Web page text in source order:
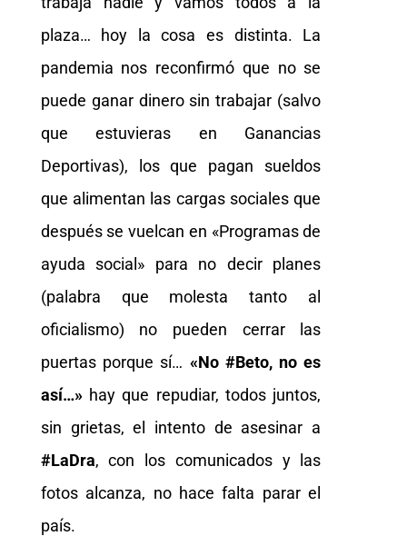
plaza… hoy la cosa es distinta. La
pandemia nos reconfirmó que no se
puede ganar dinero sin trabajar (salvo
que estuvieras en Ganancias
Deportivas), los que pagan sueldos
que alimentan las cargas sociales que
después se vuelcan en «Programas de
ayuda social» para no decir planes
(palabra que molesta tanto al
oficialismo) no pueden cerrar las
puertas porque sí… «No #Beto, no es
así…»hay que repudiar, todos juntos,
sin grietas, el intento de asesinar a
#LaDra, con los comunicados y las
fotos alcanza, no hace falta parar el
país.